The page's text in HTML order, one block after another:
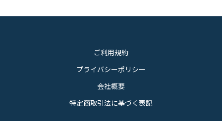
ご利用規約
プライバシーポリシー
会社概要
特定商取引法に基づく表記